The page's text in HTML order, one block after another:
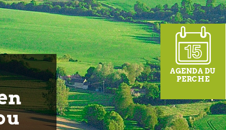
AGENDA DU
PERCHE